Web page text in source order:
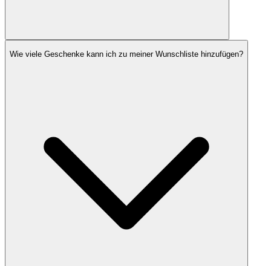
Wie viele Geschenke kann ich zu meiner Wunschliste hinzufügen?